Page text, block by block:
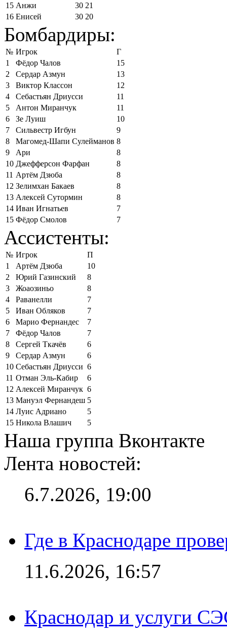
15 Анжи 30 21
16 Енисей 30 20
Бомбардиры:
№ Игрок
Г
1
Фёдор Чалов
15
2
Сердар Азмун
13
3
Виктор Классон
12
4
Себастьян Дриусси
11
5
Антон Миранчук
11
6
Зе Луиш
10
7
Сильвестр Игбун
9
8
Магомед-Шапи Сулейманов 8
9
Ари
8
10 Джефферсон Фарфан
8
11 Артём Дзюба
8
12 Зелимхан Бакаев
8
13 Алексей Сутормин
8
14 Иван Игнатьев
7
15 Фёдор Смолов 7
Ассистенты:
№ Игрок
П
1
Артём Дзюба
10
2
Юрий Газинский
8
3
Жоаозиньо
8
4
Раванелли
7
5
Иван Обляков
7
6
Марио Фернандес
7
7
Фёдор Чалов
7
8
Сергей Ткачёв
6
9
Сердар Азмун
6
10 Себастьян Дриусси 6
11 Отман Эль-Кабир
6
12 Алексей Миранчук 6
13 Мануэл Фернандеш 5
14 Луис Адриано
5
15 Никола Влашич 5
Наша группа Вконтакте
Лента новостей:
6.7.2026, 19:00
Где в Краснодаре
11.6.2026, 16:57
Краснодар и услуги